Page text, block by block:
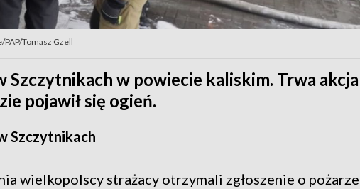
Tomasz Gzell
Szczytnikach w powiecie kaliskim. Trwa akcja
pojawił się ogień.
Szczytnikach
wielkopolscy strażacy otrzymali zgłoszenie o pożarze